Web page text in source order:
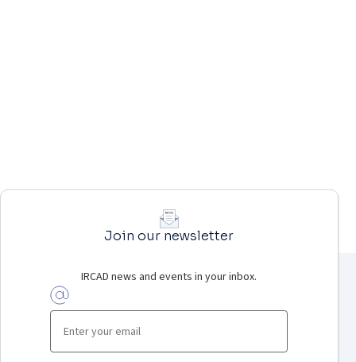
Join our newsletter
IRCAD news and events in your inbox.